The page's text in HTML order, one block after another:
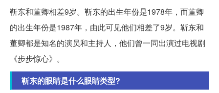
靳东和董卿相差9岁。靳东的出生年份是1978年，而董卿
的出生年份是1987年，由此可见他们相差了9岁。靳东和
董卿都是知名的演员和主持人，他们曾一同出演过电视剧
《步步惊心》。
靳东的眼睛是什么眼睛类型?